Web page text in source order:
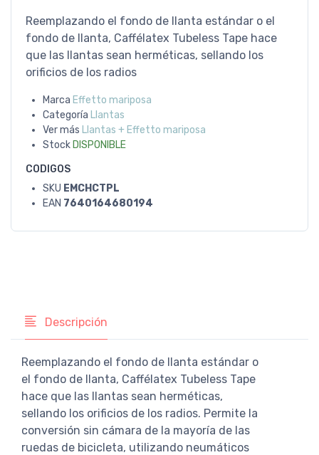
Reemplazando el fondo de llanta estándar o el
fondo de llanta, Caffélatex Tubeless Tape hace
que las llantas sean herméticas, sellando los
orificios de los radios
Marca Effetto mariposa
Categoría Llantas
Ver más Llantas + Effetto mariposa
Stock DISPONIBLE
CODIGOS
SKU EMCHCTPL
EAN 7640164680194
Descripción
Reemplazando el fondo de llanta estándar o
el fondo de llanta, Caffélatex Tubeless Tape
hace que las llantas sean herméticas,
sellando los orificios de los radios. Permite la
conversión sin cámara de la mayoría de las
ruedas de bicicleta, utilizando neumáticos